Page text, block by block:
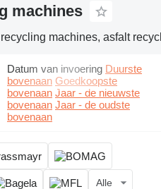
machines
machines, asfalt
Datum van invoering Duurste
bovenaan Goedkoopste
bovenaan Jaar - de nieuwste
bovenaan Jaar - de oudste
bovenaan
Alle